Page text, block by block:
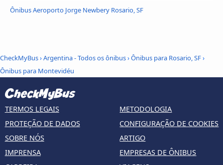
Ônibus Aeroporto Jorge Newbery Rosario, SF
CheckMyBus›Argentina - Todos os ônibus›Ônibus para Rosario, SF›
Ônibus para Montevidéu
TERMOS LEGAIS
PROTEÇÃO DE DADOS
SOBRE NÓS
IMPRENSA
METODOLOGIA
CONFIGURAÇÃO DE COOKIES
ARTIGO
EMPRESAS DE ÔNIBUS